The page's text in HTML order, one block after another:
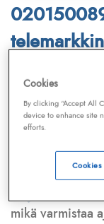
Puhelinnumero
tietokannasta,
Lisäksi
puhelinhuijarin
huijausviesti.
mikä varmistaa
Cookies
By clicking “Accept All
device to enhance site
efforts.
Cookies